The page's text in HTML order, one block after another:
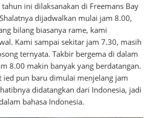
ini dilaksanakan di Freemans Bay
dijadwalkan mulai jam 8.00,
bilang biasanya rame, kami
Kami sampai sekitar jam 7.30, masih
ternyata. Takbir bergema di dalam
8.00 makin banyak yang berdatangan.
ied pun baru dimulai menjelang jam
didatangkan dari Indonesia, jadi
bahasa Indonesia.